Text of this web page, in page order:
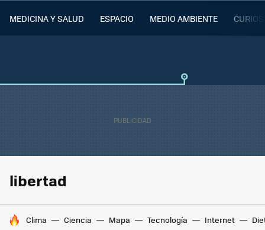
MEDICINA Y SALUD ESPACIO MEDIO AMBIENTE
libertad
HOY SE HABLA DE
Clima Ciencia Mapa Tecnología Internet